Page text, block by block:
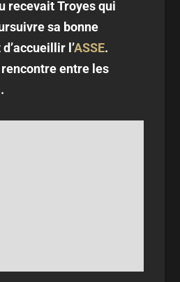
recevait Troyes qui
sa bonne
l’ASSE.
entre les
.